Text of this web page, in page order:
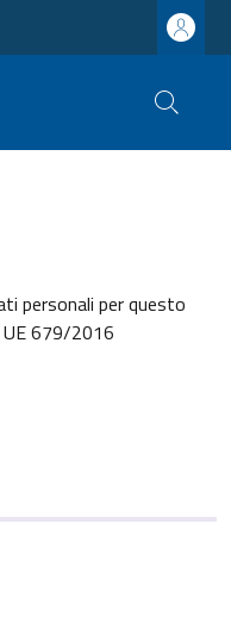
personali per questo
UE 679/2016